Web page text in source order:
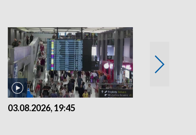
03.08.2026, 19:45